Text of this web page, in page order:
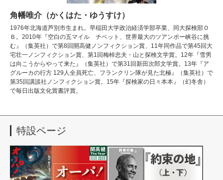
角幡唯介（かくはた・ゆうすけ）
1976年北海道芦別市生まれ。早稲田大学政治経済学部卒業、同大探検部Ｏ
Ｂ。2010年『空白の五マイル チベット、世界最大のツアンポー峡谷に挑
む』（集英社）で第8回開高健ノンフィクション賞、11年同作品で第45回大
宅壮一ノンフィクション賞、第1回梅棹忠夫・山と探検文学賞。12年『雪男
は向こうからやって来た』（集英社）で第31回新田次郎文学賞。13年『ア
グルーカの行方 129人全員死亡、フランクリン隊が見た北極』（集英社）で
第35回講談社ノンフィクション賞。15年『探検家の日々本本』（幻冬舎）
で毎日出版文化賞書評賞。
特設ページ